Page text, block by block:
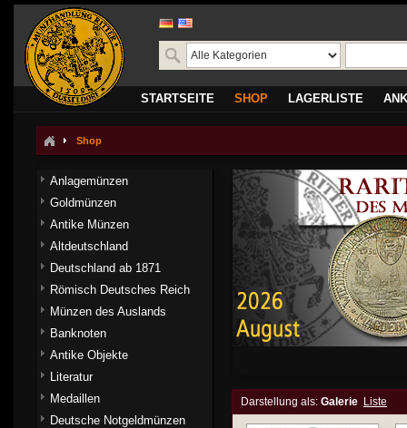
STARTSEITE SHOP LAGERLISTE
Shop
Darstellung als: Galerie Liste
Anlagemünzen
Goldmünzen
Antike Münzen
Altdeutschland
Deutschland ab 1871
Römisch Deutsches Reich
Münzen des Auslands
Banknoten
Antike Objekte
Literatur
Medaillen
Deutsche Notgeldmünzen